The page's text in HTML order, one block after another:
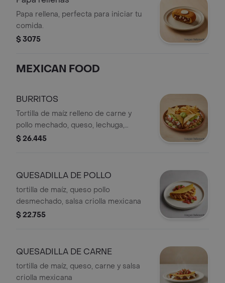
Papa rellena, perfecta para iniciar tu
comida.
$ 3075
MEXICAN FOOD
BURRITOS
Tortilla de maíz relleno de carne y
pollo mechado, queso, lechuga,
guacamole, pico de gallo, totopos de
$ 26.445
QUESADILLA DE POLLO
tortilla de maíz, queso pollo
desmechado, salsa criolla mexicana
$ 22.755
QUESADILLA DE CARNE
tortilla de maíz, queso, carne y salsa
criolla mexicana